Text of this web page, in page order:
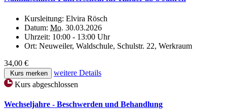
Kursleitung: Elvira Rösch
Datum: Mo. 30.03.2026
Uhrzeit: 10:00 - 13:00 Uhr
Ort: Neuweiler, Waldschule, Schulstr. 22, Werkraum
34,00 €
Kurs merken
weitere Details
Kurs abgeschlossen
Wechseljahre - Beschwerden und Behandlung